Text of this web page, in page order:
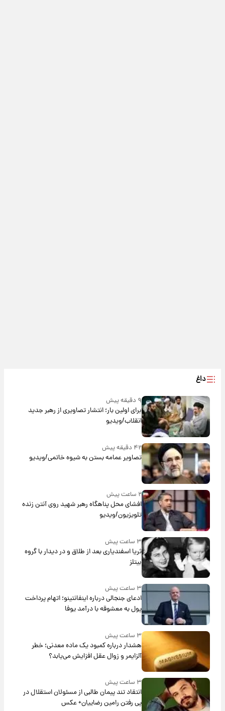
داغ
۹ دقیقه پیش
برای اولین بار؛ انتشار تصاویری از رهبر جدید
انقلاب/ویدیو
۴۲ دقیقه پیش
تصاویر عمامه بستن به شیوه خاتمی/ویدیو
۲ ساعت پیش
افشای محل پناهگاه‌ رهبر شهید روی آنتن زنده
تلویزیون/ویدیو
۳ ساعت پیش
ثریا اسفندیاری بعد از طلاق و در دیدار با گروه
بیتلز
۳ ساعت پیش
ادعای جنجالی درباره اینفانتینو؛ اتهام پرداخت
پول به معشوقه با درآمد یوفا
۳ ساعت پیش
هشدار درباره کمبود یک ماده معدنی؛ خطر
آلزایمر و زوال عقل افزایش می‌یابد؟
۳ ساعت پیش
انتقاد تند پیمان طالبی از مسئولان استقلال در
پی رفتن رامین رضاییان+ عکس